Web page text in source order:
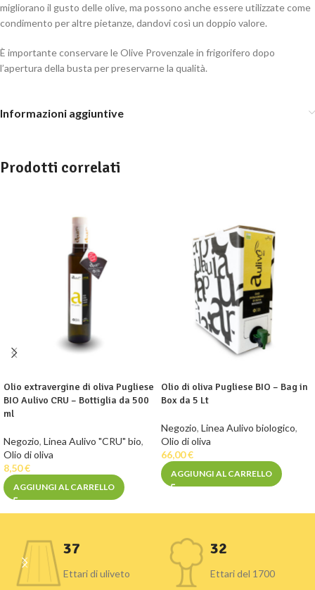
migliorano il gusto delle olive, ma possono anche essere utilizzate come
condimento per altre pietanze, dandovi così un doppio valore.
È importante conservare le Olive Provenzale in frigorifero dopo
l’apertura della busta per preservarne la qualità.
Informazioni aggiuntive
Prodotti correlati
Olio extravergine di oliva Pugliese
BIO Aulivo CRU – Bottiglia da 500
ml
Negozio, Linea Aulivo "CRU" bio,
Olio di oliva
8,50€
AGGIUNGI AL CARRELLO
Olio di oliva Pugliese BIO – Bag in
Box da 5 Lt
Negozio, Linea Aulivo biologico,
Olio di oliva
66,00€
AGGIUNGI AL CARRELLO
37
Ettari di uliveto
32
Ettari del 1700